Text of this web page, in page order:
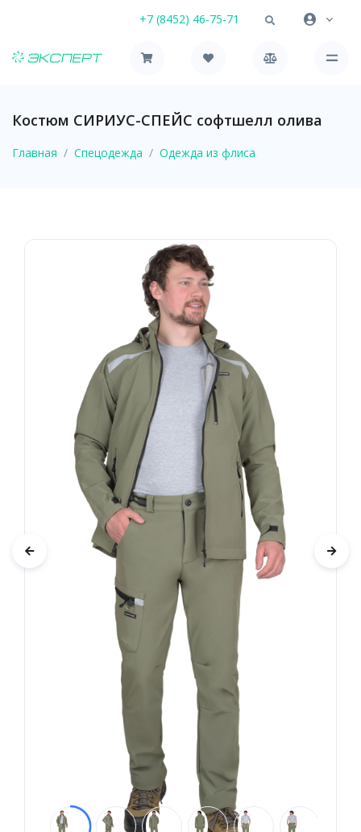
+7 (8452) 46-75-71
Костюм СИРИУС-СПЕЙС софтшелл олива
Главная Спецодежда Одежда из флиса